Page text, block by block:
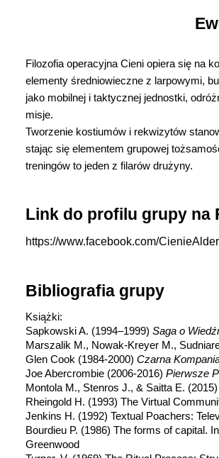
Filozofia operacyjna Cieni opiera się na
elementy średniowieczne z larpowymi,
jako mobilnej i taktycznej jednostki,
misje.
Tworzenie kostiumów i rekwizytów
stając się elementem grupowej
treningów to jeden z filarów drużyny.
Link do profilu grupy na
https://www.facebook.com/
Bibliografia grupy
Książki:
Sapkowski A. (1994–1999)Saga o
Marszalik M., Nowak-Kreyer M.,
Glen Cook (1984-2000)Czarna
Joe Abercrombie (2006-2016)Pierwsze
Montola M., Stenros J., & Saitta E.
Rheingold H. (1993) The Virtual
Jenkins H. (1992) Textual Poachers:
Bourdieu P. (1986) The forms of capital.
Greenwood